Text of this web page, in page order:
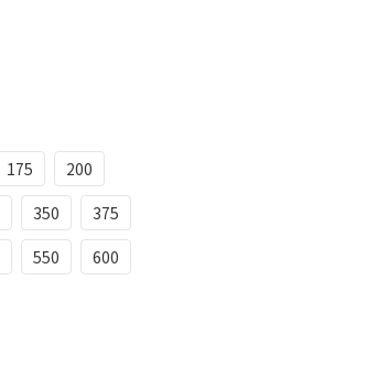
175
200
350
375
550
600